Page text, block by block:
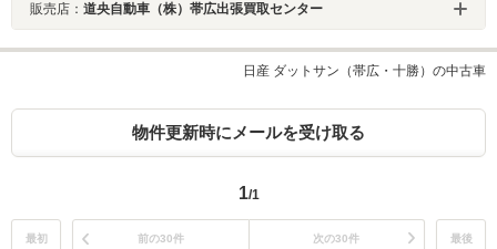
販売店： 道央自動車（株）帯広出張買取センター
日産 ダットサン（帯広・十勝）の中古車
物件更新時にメールを受け取る
1/1
最初 前の30件 次の30件 最後